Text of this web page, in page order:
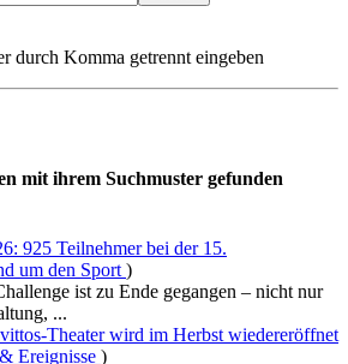
durch Komma getrennt eingeben
mit ihrem Suchmuster gefunden
925 Teilnehmer bei der 15.
um den Sport )
ist zu Ende gegangen – nicht nur
...
Theater wird im Herbst wiedereröffnet
Ereignisse )